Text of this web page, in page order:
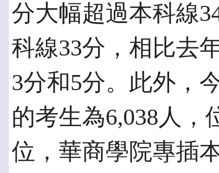
分大幅超過本科線
科線33分，相比去
3分和5分。此外，
的考生為6,038人，
位，華商學院專插